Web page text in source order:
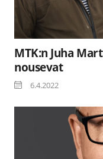
MTK:n Juha
nousevat
6.4.2022